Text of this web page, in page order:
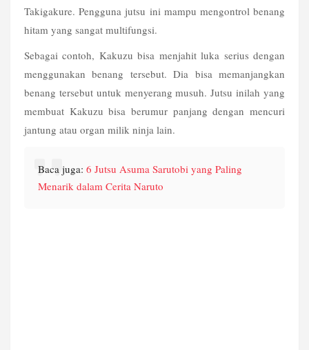
Takigakure. Pengguna jutsu ini mampu mengontrol benang
hitam yang sangat multifungsi.
Sebagai contoh, Kakuzu bisa menjahit luka serius dengan
menggunakan benang tersebut. Dia bisa memanjangkan
benang tersebut untuk menyerang musuh. Jutsu inilah yang
membuat Kakuzu bisa berumur panjang dengan mencuri
jantung atau organ milik ninja lain.
Baca juga: 6 Jutsu Asuma Sarutobi yang Paling
Menarik dalam Cerita Naruto